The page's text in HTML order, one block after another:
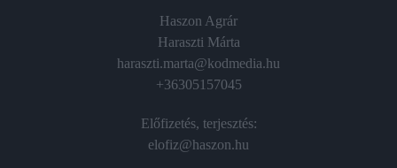
Haszon Agrár
Haraszti Márta
haraszti.marta@kodmedia.hu
+36305157045
Előfizetés, terjesztés:
elofiz@haszon.hu